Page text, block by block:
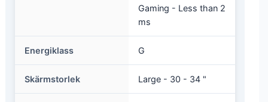
Gaming - Less than 2
ms
Energiklass G
Skärmstorlek Large - 30 - 34 "